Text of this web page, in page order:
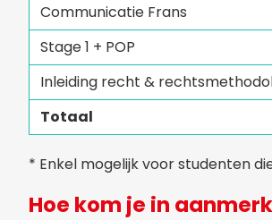
Communicatie Frans
Stage 1 + POP
Inleiding recht &
Totaal
* Enkel mogelijk voor studenten
Hoe kom je in